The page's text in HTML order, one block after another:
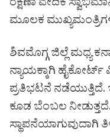
ರಕ್ಷಣಾ ವೇದಿಕೆ
ಮೂಲಕ
ಶಿವಮೊಗ್ಗ ಜಿಲ್ಲೆ ಮಧ್ಯ
ನ್ಯಾಯಕ್ಕಾಗಿ
ಪ್ರತಿಭಟನೆ ನಡೆಯುತ್ತಿದೆ.
ಕೂಡ ಬೆಂಬಲ
ಸ್ಥಾಪನೆಯಾಗುವುದಾಗಿ